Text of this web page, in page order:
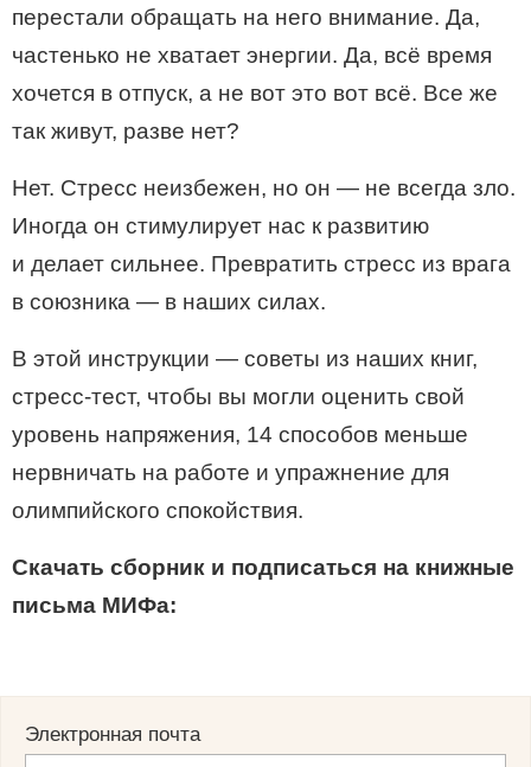
перестали обращать на него внимание. Да,
частенько не хватает энергии. Да, всё время
хочется в отпуск, а не вот это вот всё. Все же
так живут, разве нет?
Нет. Стресс неизбежен, но он — не всегда зло.
Иногда он стимулирует нас к развитию
и делает сильнее. Превратить стресс из врага
в союзника — в наших силах.
В этой инструкции — советы из наших книг,
стресс-тест, чтобы вы могли оценить свой
уровень напряжения, 14 способов меньше
нервничать на работе и упражнение для
олимпийского спокойствия.
Скачать сборник и подписаться на книжные
письма МИФа:
Электронная почта